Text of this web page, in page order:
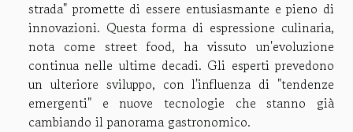
strada" promette di essere entusiasmante e pieno di
innovazioni. Questa forma di espressione culinaria,
nota come street food, ha vissuto un'evoluzione
continua nelle ultime decadi. Gli esperti prevedono
un ulteriore sviluppo, con l'influenza di "tendenze
emergenti" e nuove tecnologie che stanno già
cambiando il panorama gastronomico.